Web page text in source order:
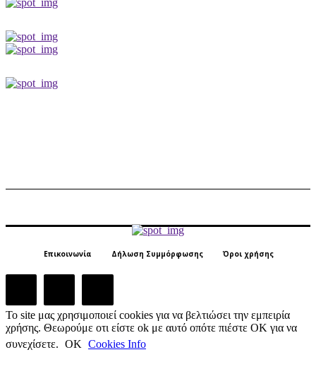
Επικοινωνία Δήλωση Συμμόρφωσης Όροι χρήσης
Το site μας χρησιμοποιεί cookies για να βελτιώσει την εμπειρία
χρήσης. Θεωρούμε οτι είστε ok με αυτό οπότε πιέστε ΟΚ για να
συνεχίσετε. ΟΚ Cookies Info